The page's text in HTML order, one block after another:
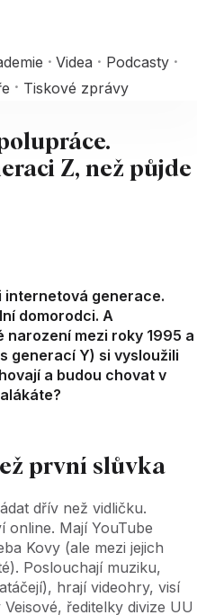
Videa
Podcasty
Tiskové zprávy
Z, než půjde
internetová generace.
domorodci. A
narození mezi roky 1995 a
generací Y) si vysloužili
a budou chovat v
první slůvka
dřív než vidličku.
online. Mají YouTube
Kovy (ale mezi jejich
Poslouchají muziku,
hrají videohry, visí
ředitelky divize UU